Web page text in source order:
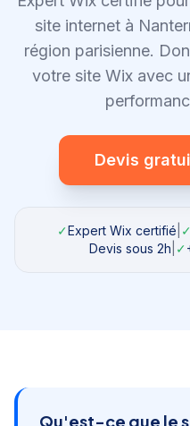
site internetà
région parisienne.
votre site Wix avec
Devis
✓Expert Wix certifié ✓
Devis sous 2h ✓
Qu'est-ce que le